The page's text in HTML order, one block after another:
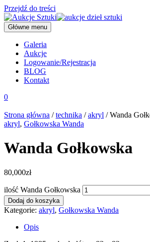
Przejdź do treści
Główne menu
Galeria
Aukcje
Logowanie/Rejestracja
BLOG
Kontakt
0
Strona główna /technika /akryl / Wanda
akryl, Gołkowska Wanda
Wanda Gołkowska
80,000zł
ilość Wanda Gołkowska
Dodaj do koszyka
Kategorie: akryl, Gołkowska Wanda
Opis